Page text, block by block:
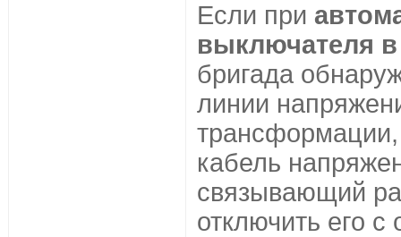
Если при
выключателя
бригада
линии
кабель
связывающий
отключить его